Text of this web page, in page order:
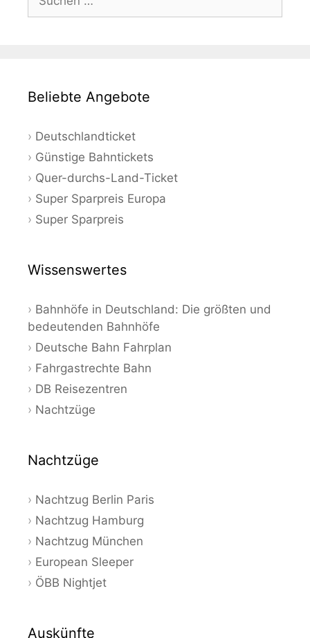
nach:
Beliebte Angebote
Deutschlandticket
Günstige Bahntickets
Quer-durchs-Land-Ticket
Super Sparpreis Europa
Super Sparpreis
Wissenswertes
Bahnhöfe in Deutschland: Die größten und
bedeutenden Bahnhöfe
Deutsche Bahn Fahrplan
Fahrgastrechte Bahn
DB Reisezentren
Nachtzüge
Nachtzüge
Nachtzug Berlin Paris
Nachtzug Hamburg
Nachtzug München
European Sleeper
ÖBB Nightjet
Auskünfte